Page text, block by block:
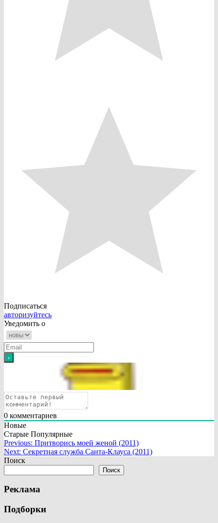
Подписаться
авторизуйтесь
Уведомить о
0 комментариев
Новые
Старые Популярные
Навигация
по
Previous: Притворись моей женой (2011)
Next: Секретная служба Санта-Клауса (2011)
Поиск
Поиск
Реклама
Подборки